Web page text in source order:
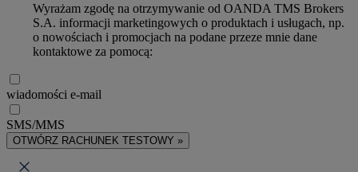
Wyrażam zgodę na otrzymywanie od OANDA TMS Brokers
S.A. informacji marketingowych o produktach i usługach, np.
o nowościach i promocjach na podane przeze mnie dane
kontaktowe za pomocą:
wiadomości e-mail
SMS/MMS
OTWÓRZ RACHUNEK TESTOWY »